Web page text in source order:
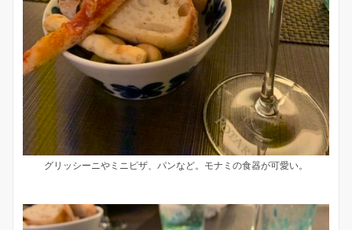
グリッシーニやミニピザ、パンなど。モナミの食器が可愛い。